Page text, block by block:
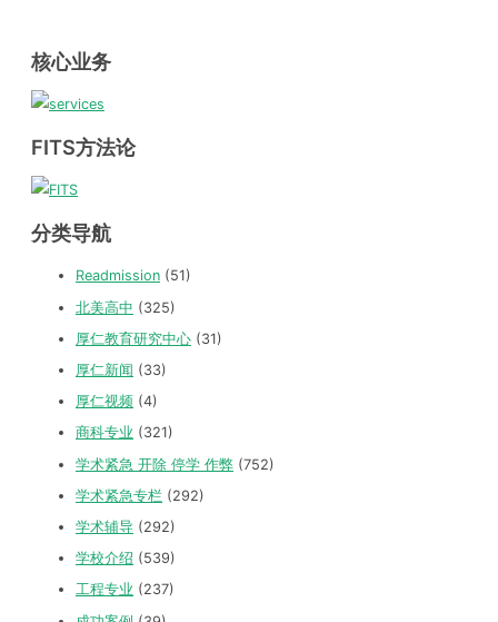
核心业务
FITS方法论
分类导航
Readmission (51)
北美高中 (325)
厚仁教育研究中心 (31)
厚仁新闻 (33)
厚仁视频 (4)
商科专业 (321)
学术紧急 开除 停学 作弊 (752)
学术紧急专栏 (292)
学术辅导 (292)
学校介绍 (539)
工程专业 (237)